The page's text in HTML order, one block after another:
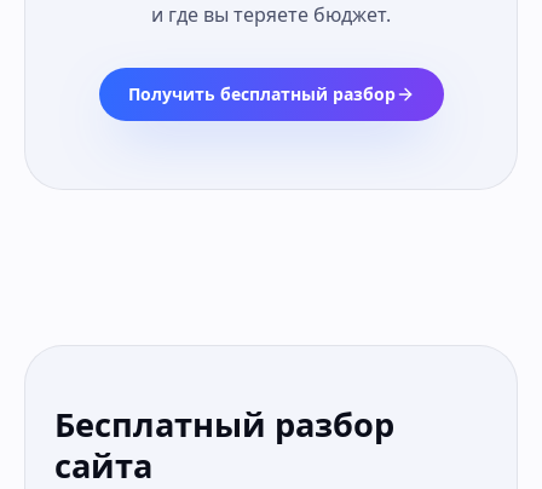
и где вы теряете бюджет.
Получить бесплатный разбор
Бесплатный разбор
сайта